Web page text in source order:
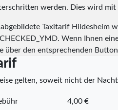
werden. Dies wird mit
Taxitarif Hildesheim
CHECKED_YMD. Wenn Ihnen
über den entsprechenden
gelten, soweit nicht der
4,00 €